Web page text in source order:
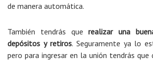
de manera automática.
También tendrás que realizar una
depósitos y retiros. Seguramente ya lo
pero para ingresar en la unión tendrás que